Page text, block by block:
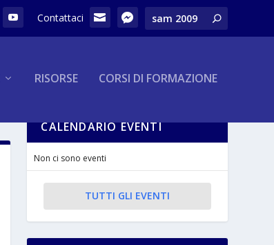
RISORSE CORSI DI FORMAZIONE
CALENDARIO EVENTI
Non ci sono eventi
TUTTI GLI EVENTI